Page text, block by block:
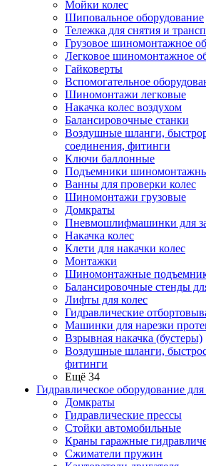
Мойки колес
Шиповальное оборудование
Тележка для снятия и
Грузовое шиномонтажное
Легковое шиномонтажное
Гайковерты
Вспомогательное
Шиномонтажи легковые
Накачка колес воздухом
Балансировочные станки
Воздушные шланги,
соединения, фитинги
Ключи баллонные
Подъемники
Ванны для проверки колес
Шиномонтажи грузовые
Домкраты
Пневмошлифмашинки для
Накачка колес
Клети для накачки колес
Монтажки
Шиномонтажные
Балансировочные стенды
Лифты для колес
Гидравлические
Машинки для нарезки
Взрывная накачка (бустеры)
Воздушные шланги,
фитинги
Ещё 34
Гидравлическое оборудование для
Домкраты
Гидравлические прессы
Стойки автомобильные
Краны гаражные
Сжиматели пружин